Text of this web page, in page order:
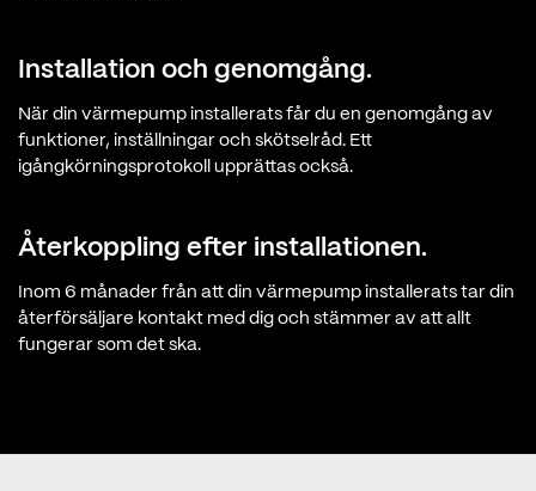
Installation och genomgång.
När din värmepump installerats får du en genomgång av
funktioner, inställningar och skötselråd. Ett
igångkörningsprotokoll upprättas också.
Återkoppling efter installationen.
Inom 6 månader från att din värmepump installerats tar din
återförsäljare kontakt med dig och stämmer av att allt
fungerar som det ska.